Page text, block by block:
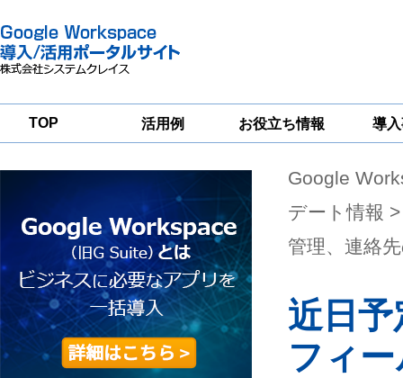
TOP 活用例 お役立ち情報
一
導
グループウェア
移行支援
Google
Workspace
セキュリティ
対策サービス
Google
デート情報
管理、連絡
近日
フィ